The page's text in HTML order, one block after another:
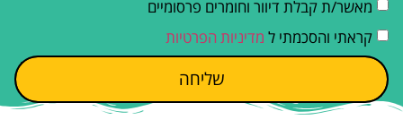
מאשר/ת קבלת דיוור וחומרים פרסומיים
קראתי והסכמתי ל מדיניות הפרטיות
שליחה